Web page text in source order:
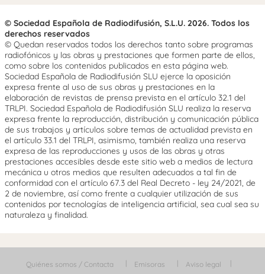
© Sociedad Española de Radiodifusión, S.L.U. 2026. Todos los
derechos reservados
© Quedan reservados todos los derechos tanto sobre programas
radiofónicos y las obras y prestaciones que formen parte de ellos,
como sobre los contenidos publicados en esta página web.
Sociedad Española de Radiodifusión SLU ejerce la oposición
expresa frente al uso de sus obras y prestaciones en la
elaboración de revistas de prensa prevista en el artículo 32.1 del
TRLPI. Sociedad Española de Radiodifusión SLU realiza la reserva
expresa frente la reproducción, distribución y comunicación pública
de sus trabajos y artículos sobre temas de actualidad prevista en
el artículo 33.1 del TRLPI, asimismo, también realiza una reserva
expresa de las reproducciones y usos de las obras y otras
prestaciones accesibles desde este sitio web a medios de lectura
mecánica u otros medios que resulten adecuados a tal fin de
conformidad con el artículo 67.3 del Real Decreto - ley 24/2021, de
2 de noviembre, así como frente a cualquier utilización de sus
contenidos por tecnologías de inteligencia artificial, sea cual sea su
naturaleza y finalidad.
Quiénes somos / Contacta Emisoras Aviso legal